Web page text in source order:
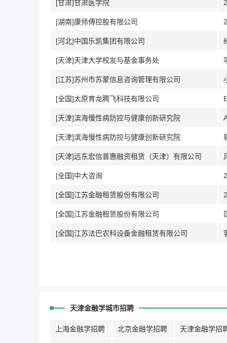
[甘肃]甘肃医学院
[湖南]康师傅控股有限公司
[河北]中国乐凯集团有限公司
[天津]天津大学校友与基金事务处
[江苏]苏州市苏蒙信息咨询管理有限公司
[全国]太原育龙腾飞科技有限公司
[天津]滨海慢性病防控与健康创新研究院
[天津]滨海慢性病防控与健康创新研究院
[天津]远东宏信普惠融资租赁（天津）有限公司
[全国]中大咨询
[全国]江苏金融租赁股份有限公司
[全国]江苏金融租赁股份有限公司
[全国]江苏法巴农科设备金融租赁有限公司
天津金融学城市招聘
上海金融学招聘 北京金融学招聘 天津金融学招